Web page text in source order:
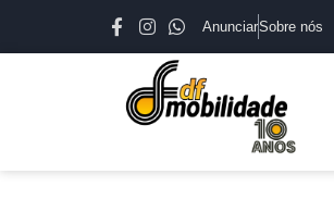
AnunciarSobre nós